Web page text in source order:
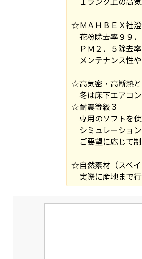
☆ＭＡＨＢＥＸ社
花粉除去率９９
ＰＭ２．５除去
メンテナンス性
☆高気密・高断熱
冬は床下エアコ
☆耐震等級３
専用のソフトを
シミュレーショ
ご要望に応じて
☆自然素材（スペ
実際に産地まで